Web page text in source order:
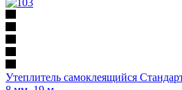
Утеплитель самоклеящийся